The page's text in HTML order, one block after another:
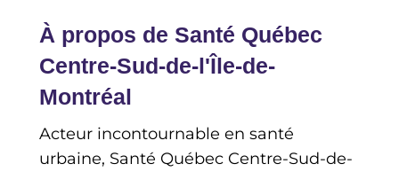
À propos de Santé Québec
Centre-Sud-de-l'Île-de-
Montréal
Acteur incontournable en santé
urbaine, Santé Québec Centre-Sud-de-